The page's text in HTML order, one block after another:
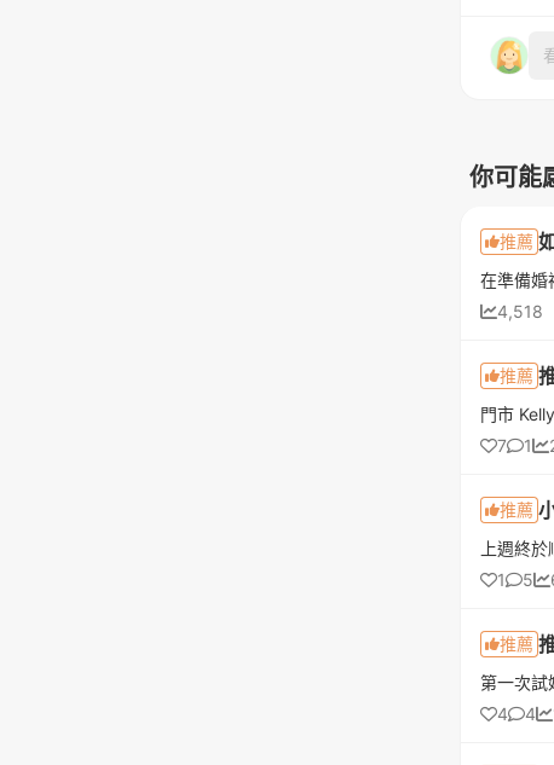
你可能
推薦
4,518
推薦
7
1
推薦
1
5
推薦
4
4